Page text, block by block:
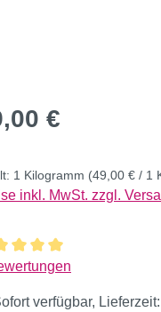
Preis:
€
1 Kilogramm (49,00 € / 1
inkl. MwSt. zzgl.
Bewertung
verfügbar,